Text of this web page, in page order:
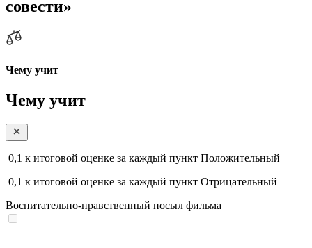
совести»
Чему учит
Чему учит
0,1 к итоговой оценке за каждый пункт Положительный
0,1 к итоговой оценке за каждый пункт Отрицательный
Воспитательно-нравственный посыл фильма